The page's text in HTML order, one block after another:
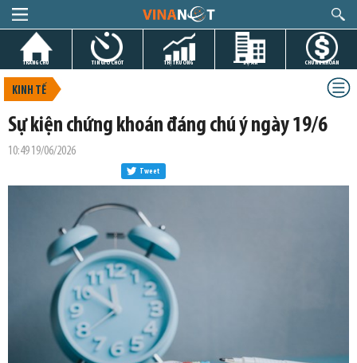
TRANG CHỦ TIN GIỜ CHÓT THỊ TRƯỜNG DỰ ÁN CHỨNG KHOÁN
KINH TẾ
Sự kiện chứng khoán đáng chú ý ngày 19/6
10:49 19/06/2026
Tweet